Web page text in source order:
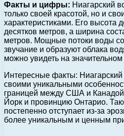
Факты и цифры: Ниагарский
только своей красотой, но и
характеристиками. Его высота
десятков метров, а ширина
метров. Мощные потоки воды
звучание и образуют облака
можно увидеть на значительном
Интересные факты: Ниагарский
своими уникальными
границей между США и
Йорк и провинцию Онтарио.
постепенно отступает из-за
более уникальным и ценным